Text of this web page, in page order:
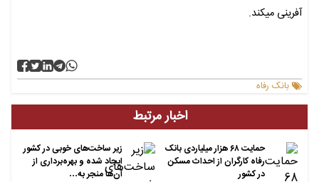
آفرینی میکند.
بانک رفاه
اخبار مرتبط
حمایت ۶۸ هزار میلیاردی بانک
رفاه کارگران از احداث مسکن
در کشور
زیر ساخت‌های خوبی در کشور
ایجاد شده و بهره‌برداری از
آن‌ها منجر به…